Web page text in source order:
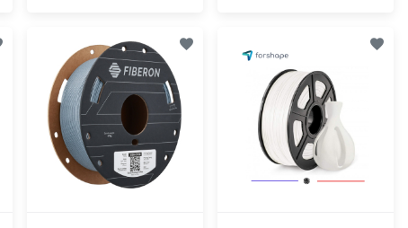
rapidamente